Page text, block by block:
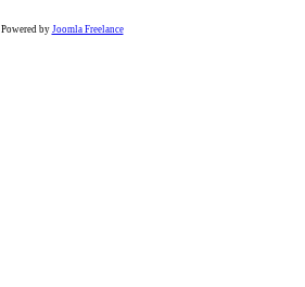
Powered by Joomla Freelance